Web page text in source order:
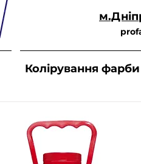
Колірування фарби